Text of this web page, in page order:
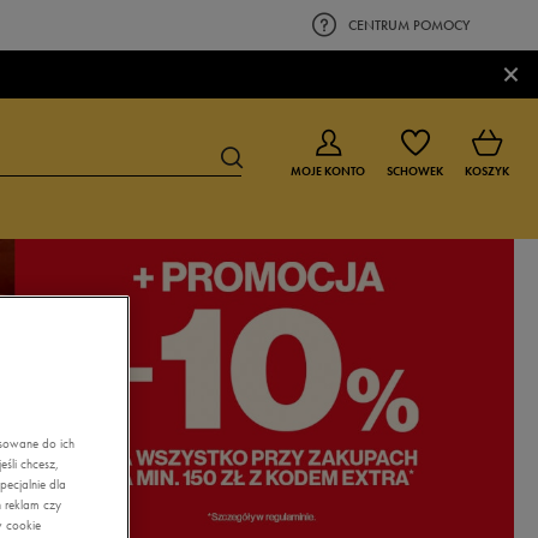
CENTRUM POMOCY
×
BUTY DLA CHŁOPCA
9-16 lat
BUTY DLA DZIEWCZYNKI
0-4 lat
4-8 lat
9-16 lat
MOJE KONTO SCHOWEK KOSZYK
do ich
chcesz,
dla
reklam czy
cookie